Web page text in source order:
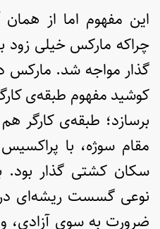
این مفهوم اما از
چراکه مارکس خیلی زود
گذار مواجه شد. مارکس
کوشید مفهوم طبقه‌ی
برسازد؛ طبقه‌ی کارگر
مقام سوژه، با
سکان کشتی گذار بود.
نوعی گسست ریشه‌ای
ضرورت به سوی